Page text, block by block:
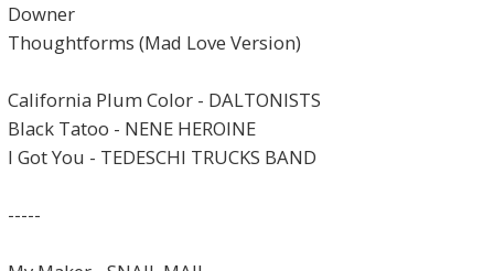
Downer
Thoughtforms (Mad Love Version)
California Plum Color - DALTONISTS
Black Tatoo - NENE HEROINE
I Got You - TEDESCHI TRUCKS BAND
-----